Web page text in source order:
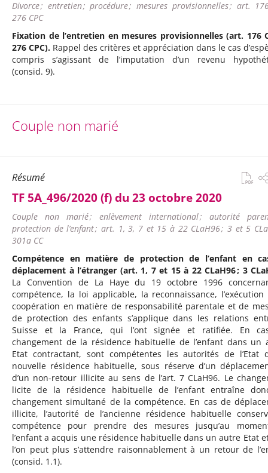
Divorce ; entretien ; procédure ; mesures provisionnelles ; art.
276 CPC
Fixation de l’entretien en mesures provisionnelles (art. 176
276 CPC). Rappel des critères et appréciation dans le cas
compris s’agissant de l’imputation d’un revenu
(consid. 9).
Couple non marié
Résumé
TF 5A_496/2020 (f) du 23 octobre 2020
Couple non marié ; enlèvement international ; autorité
protection de l’enfant ; art. 1, 3, 7 et 15 à 22 CLaH96 ; 3 et 5
301a CC
Compétence en matière de protection de l’enfant en
déplacement à l’étranger (art. 1, 7 et 15 à 22 CLaH96 ; 3
La Convention de La Haye du 19 octobre 1996
compétence, la loi applicable, la reconnaissance,
coopération en matière de responsabilité parentale et de
de protection des enfants s’applique dans les relations
Suisse et la France, qui l’ont signée et ratifiée. En
changement de la résidence habituelle de l’enfant dans un
Etat contractant, sont compétentes les autorités de l’Etat
nouvelle résidence habituelle, sous réserve d’un
d’un non-retour illicite au sens de l’art. 7 CLaH96. Le
licite de la résidence habituelle de l’enfant entraîne
changement simultané de la compétence. En cas de
illicite, l’autorité de l’ancienne résidence habituelle
compétence pour prendre des mesures jusqu’au
l’enfant a acquis une résidence habituelle dans un autre Etat
l’on peut plus s’attendre raisonnablement à un retour de
(consid. 1.1).